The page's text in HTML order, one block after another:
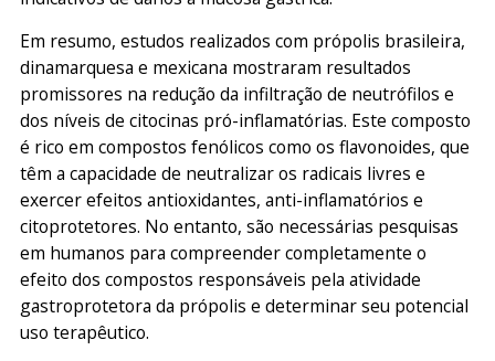
Em resumo, estudos realizados com própolis brasileira,
dinamarquesa e mexicana mostraram resultados
promissores na redução da infiltração de neutrófilos e
dos níveis de citocinas pró-inflamatórias. Este composto
é rico em compostos fenólicos como os flavonoides, que
têm a capacidade de neutralizar os radicais livres e
exercer efeitos antioxidantes, anti-inflamatórios e
citoprotetores. No entanto, são necessárias pesquisas
em humanos para compreender completamente o
efeito dos compostos responsáveis pela atividade
gastroprotetora da própolis e determinar seu potencial
uso terapêutico.